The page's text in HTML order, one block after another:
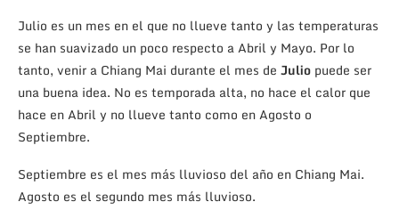
Julio es un mes en el que no llueve tanto y las temperaturas
se han suavizado un poco respecto a Abril y Mayo. Por lo
tanto, venir a Chiang Mai durante el mes de Julio puede ser
una buena idea. No es temporada alta, no hace el calor que
hace en Abril y no llueve tanto como en Agosto o
Septiembre.
Septiembre es el mes más lluvioso del año en Chiang Mai.
Agosto es el segundo mes más lluvioso.